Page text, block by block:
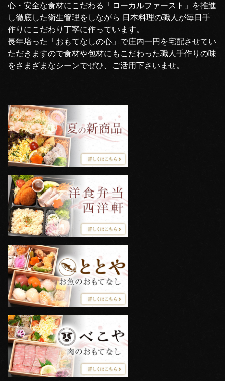
心・安全な食材にこだわる「ローカルファースト」を推進
し徹底した衛生管理をしながら 日本料理の職人が毎日手
作りにこだわり丁寧に作っています。
長年培った「おもてなしの心」で庄内一円を宅配させてい
ただきますので食材や包材にもこだわった職人手作りの味
をさまざまなシーンでぜひ、ご活用下さいませ。